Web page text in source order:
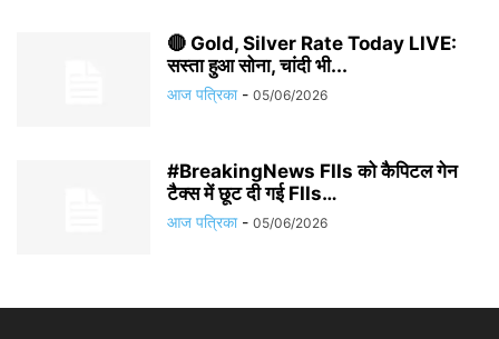
🔴 Gold, Silver Rate Today LIVE:
सस्ता हुआ सोना, चांदी भी...
आज पत्रिका - 05/06/2026
#BreakingNews FIIs को कैपिटल गेन
टैक्स में छूट दी गई FIIs…
आज पत्रिका - 05/06/2026